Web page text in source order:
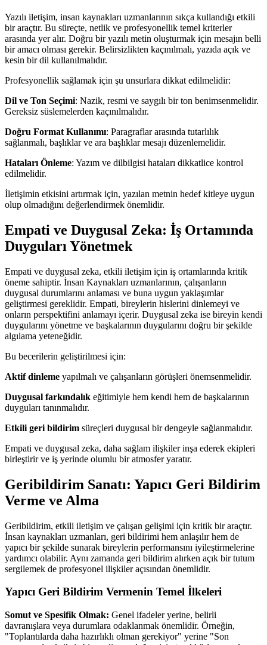
Yazılı iletişim, insan kaynakları uzmanlarının sıkça kullandığı etkili
bir araçtır. Bu süreçte, netlik ve profesyonellik temel kriterler
arasında yer alır. Doğru bir yazılı metin oluşturmak için mesajın belli
bir amacı olması gerekir. Belirsizlikten kaçınılmalı, yazıda açık ve
kesin bir dil kullanılmalıdır.
Profesyonellik sağlamak için şu unsurlara dikkat edilmelidir:
Dil ve Ton Seçimi: Nazik, resmi ve saygılı bir ton benimsenmelidir.
Gereksiz süslemelerden kaçınılmalıdır.
Doğru Format Kullanımı: Paragraflar arasında tutarlılık
sağlanmalı, başlıklar ve ara başlıklar mesajı düzenlemelidir.
Hataları Önleme: Yazım ve dilbilgisi hataları dikkatlice kontrol
edilmelidir.
İletişimin etkisini artırmak için, yazılan metnin hedef kitleye uygun
olup olmadığını değerlendirmek önemlidir.
Empati ve Duygusal Zeka: İş Ortamında
Duyguları Yönetmek
Empati ve duygusal zeka, etkili iletişim için iş ortamlarında kritik
öneme sahiptir. İnsan Kaynakları uzmanlarının, çalışanların
duygusal durumlarını anlaması ve buna uygun yaklaşımlar
geliştirmesi gereklidir. Empati, bireylerin hislerini dinlemeyi ve
onların perspektifini anlamayı içerir. Duygusal zeka ise bireyin kendi
duygularını yönetme ve başkalarının duygularını doğru bir şekilde
algılama yeteneğidir.
Bu becerilerin geliştirilmesi için:
Aktif dinleme yapılmalı ve çalışanların görüşleri önemsenmelidir.
Duygusal farkındalık eğitimiyle hem kendi hem de başkalarının
duyguları tanınmalıdır.
Etkili geri bildirim süreçleri duygusal bir dengeyle sağlanmalıdır.
Empati ve duygusal zeka, daha sağlam ilişkiler inşa ederek ekipleri
birleştirir ve iş yerinde olumlu bir atmosfer yaratır.
Geribildirim Sanatı: Yapıcı Geri Bildirim
Verme ve Alma
Geribildirim, etkili iletişim ve çalışan gelişimi için kritik bir araçtır.
İnsan kaynakları uzmanları, geri bildirimi hem anlaşılır hem de
yapıcı bir şekilde sunarak bireylerin performansını iyileştirmelerine
yardımcı olabilir. Aynı zamanda geri bildirim alırken açık bir tutum
sergilemek de profesyonel ilişkiler açısından önemlidir.
Yapıcı Geri Bildirim Vermenin Temel İlkeleri
Somut ve Spesifik Olmak: Genel ifadeler yerine, belirli
davranışlara veya durumlara odaklanmak önemlidir. Örneğin,
"Toplantılarda daha hazırlıklı olman gerekiyor" yerine "Son